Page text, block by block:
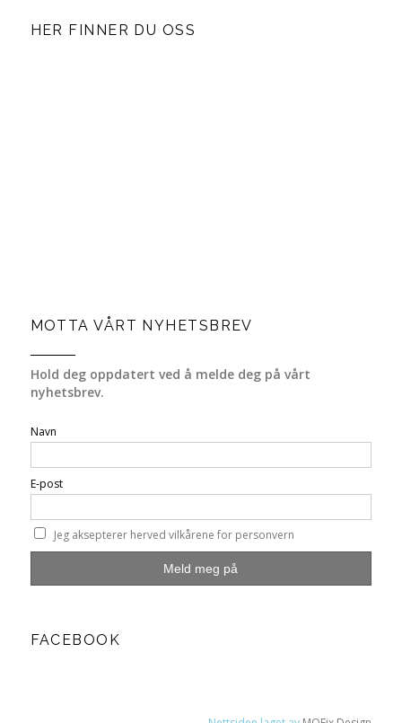
HER FINNER DU OSS
MOTTA VÅRT NYHETSBREV
Hold deg oppdatert ved å melde deg på vårt
nyhetsbrev.
Navn
E-post
Jeg aksepterer herved vilkårene for personvern
FACEBOOK